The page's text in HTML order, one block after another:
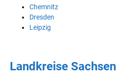
Chemnitz
Dresden
Leipzig
Landkreise Sachsen